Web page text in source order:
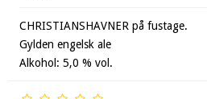
CHRISTIANSHAVNER på fustage.
Gylden engelsk ale
Alkohol: 5,0 % vol.